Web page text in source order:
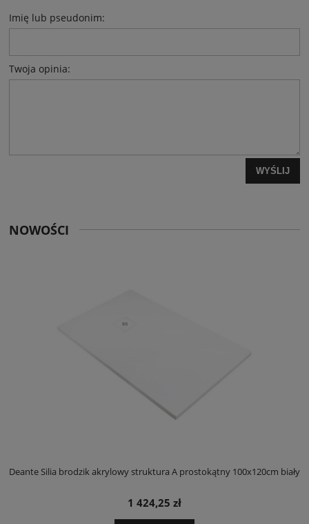
Imię lub pseudonim:
Twoja opinia:
WYŚLIJ
NOWOŚCI
Deante Silia brodzik akrylowy struktura A prostokątny 100x120cm biały
1 424,25 zł